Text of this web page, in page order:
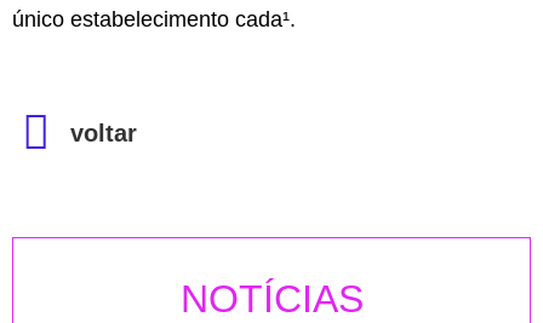
único estabelecimento cada¹.
voltar
NOTÍCIAS